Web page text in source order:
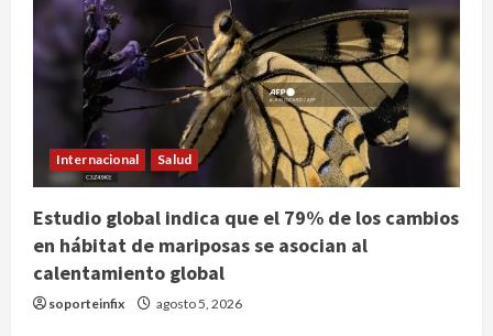
Internacional Salud
Estudio global indica que el 79% de los cambios
en hábitat de mariposas se asocian al
calentamiento global
soporteinfix agosto 5, 2026